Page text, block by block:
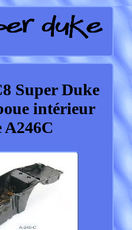
Super Duke
intérieur